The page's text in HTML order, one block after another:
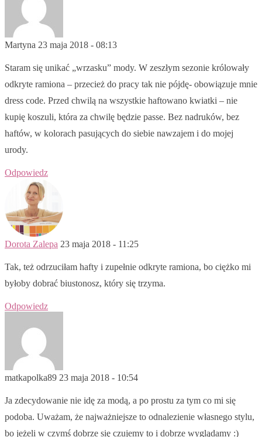
Martyna 23 maja 2018 - 08:13
Staram się unikać „wrzasku” mody. W zeszłym sezonie królowały
odkryte ramiona – przecież do pracy tak nie pójdę- obowiązuje mnie
dress code. Przed chwilą na wszystkie haftowano kwiatki – nie
kupię koszuli, która za chwilę będzie passe. Bez nadruków, bez
haftów, w kolorach pasujących do siebie nawzajem i do mojej
urody.
Odpowiedz
Dorota Zalepa 23 maja 2018 - 11:25
Tak, też odrzuciłam hafty i zupełnie odkryte ramiona, bo ciężko mi
byłoby dobrać biustonosz, który się trzyma.
Odpowiedz
matkapolka89 23 maja 2018 - 10:54
Ja zdecydowanie nie idę za modą, a po prostu za tym co mi się
podoba. Uważam, że najważniejsze to odnalezienie własnego stylu,
bo jeżeli w czymś dobrze się czujemy to i dobrze wyglądamy :)